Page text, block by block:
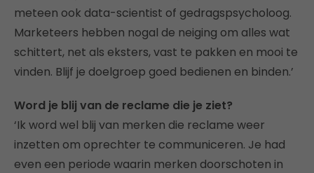
meteen ook data-scientist of gedragspsycholoog.
Marketeers hebben nogal de neiging om alles wat
schittert, net als eksters, vast te pakken en mooi te
vinden. Blijf je doelgroep goed bedienen en binden.’
Word je blij van de reclame die je ziet?
‘Ik word wel blij van merken die reclame weer
inzetten om oprechter te communiceren. Je had
even een periode waarin merken doorschoten in